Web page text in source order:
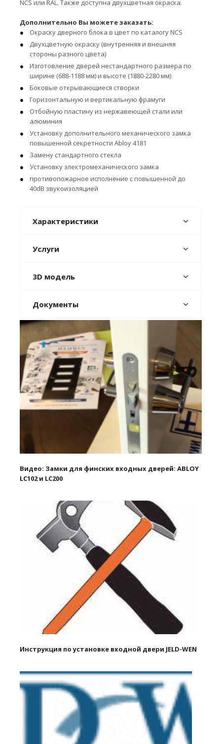
NCS или RAL. Также доступна двухцветная окраска.
Дополнительно Вы можете заказать:
Окраску дверного блока в цвет по каталогу NCS
Двухцветную окраску (внутренняя и внешняя
стороны разного цвета)
Изготовление дверей нестандартного размера по
ширине (688-1188 мм) и высоте (1880-2280 мм)
Боковые открывающиеся створки
Горизонтальную и вертикальную фрамуги
Отбойную пластину из нержавеющей стали или
алюминия
Установку дополнительного механического замка
повышенной секретности Abloy 4181
Замену стандартного стекла
Установку электромеханического замка
противопожарное исполнение с повышенной до
40dB звукоизоляцией
Характеристики
Услуги
3D модель
Документы
Видео: Замки для финских входных дверей: ABLOY
LC102 и LC200
Инструкция по установке входной двери JELD-WEN